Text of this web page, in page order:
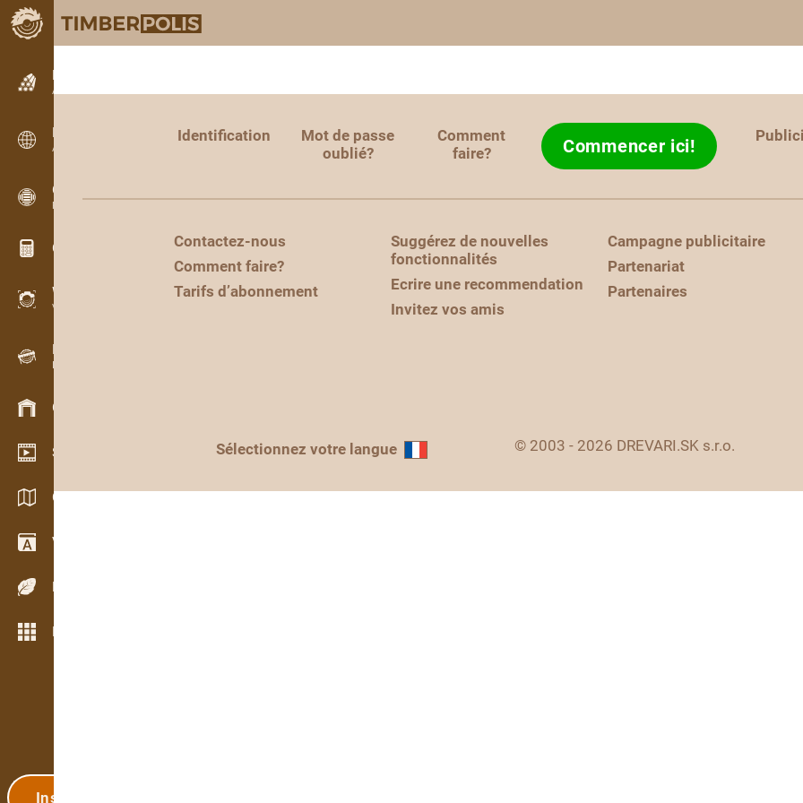
Petites annonces
Annonces texte
Petites annonces
Annonces internationales
OPTI-TIMB
Plans de débit
Calculateurs pour le bois
WoodProfi
Volume de bois avec IA
Enregistreur
Inventaire du bois sur le terrain
Gestion du stock
Schowroom vidéo
Catalogues / Brochures
Vocabulaire
Espèces de bois
Plus de fonctions
Inscription
Identification
Mot de passe
oublié?
Comment
faire?
Commencer ici!
Contactez-nous
Comment faire?
Tarifs d’abonnement
Suggérez de nouvelles
fonctionnalités
Ecrire une recommendation
Invitez vos amis
Campagne publicitaire
Partenariat
Partenaires
Sélectionnez votre langue © 2003 - 2026 DREVARI.SK s.r.o.